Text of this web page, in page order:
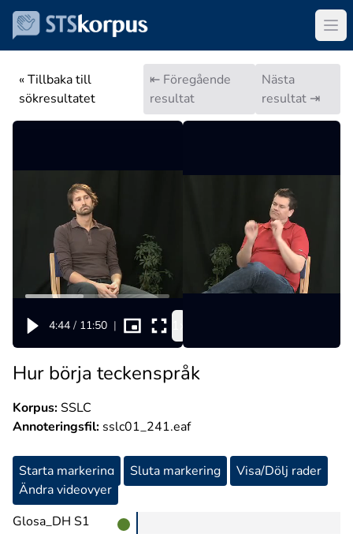
« Tillbaka till
sökresultatet
⇤ Föregående
resultat
Nästa
resultat ⇥
4:44 / 11:50 |
Hur börja teckenspråk
Korpus:SSLC
Annoteringsfil: sslc01_241.eaf
Starta markering Sluta markering
Visa/Dölj rader
Ändra videovyer
Glosa_DH S1